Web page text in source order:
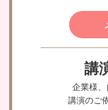
講
企業様
講演のご